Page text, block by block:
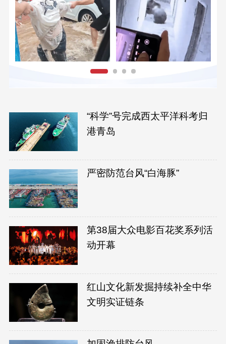
“科学”号完成西太平洋科考归
港青岛
严密防范台风“白海豚”
第38届大众电影百花奖系列活
动开幕
红山文化新发掘持续补全中华
文明实证链条